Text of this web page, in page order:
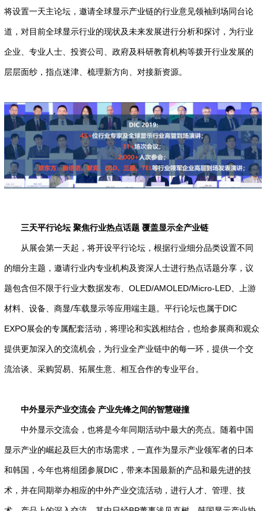
将设置一天主论坛，邀请全球显示产业链的行业意见领袖到场同台论
道，对目前全球显示行业的现状及未来发展进行分析和探讨，为行业
企业、专业人士、投资公司、政府及科研教育机构等拨开行业发展的
层层面纱，指点迷津、梳理新方向、对接新资源。
三天平行论坛 聚焦行业热点话题 覆盖显示全产业链
从展会第一天起，将开设平行论坛，根据行业细分品类设置不同
的细分主题，邀请行业内专业机构及资深人士进行热点话题分享，议
题包含但不限于行业大数据发布、OLED/AMOLED/Micro-LED、上游
材料、设备、商显/车载显示等应用端主题。平行论坛也属于DIC
EXPO展会的专属配套活动，将理论和实践相结合，也给参展商和观众
提供更加深入的交流机会，为行业全产业链中的每一环，提供一个交
流洽谈、采购贸易、拓展生意、相互合作的专业平台。
中外显示产业交流会 产业先锋之间的智慧碰撞
中外显示交流会，也将是今年同期活动中最大的亮点。随着中国
显示产业的崛起及巨大的市场需求，一直作为显示产业领军者的日本
和韩国，今年也将组团参展DIC，带来本国最新的产品和最先进的技
术，并在同期举办相应的中外产业交流活动，进行人才、管理、技